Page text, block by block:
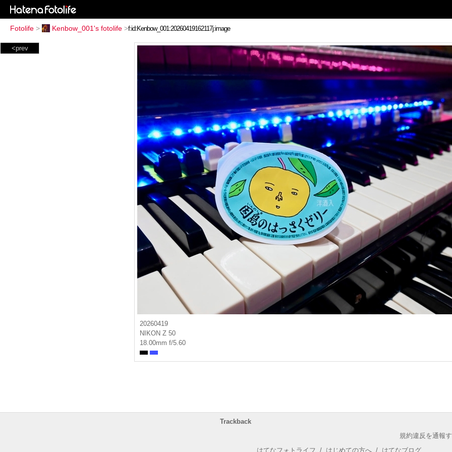
Fotolife > Kenbow_001's fotolife >
<prev
20260419
NIKON Z 50
18.00mm f/5.60
Trackback
規約違反を通報
はてなフォトライフ / はじめての方へ / はてなブログ